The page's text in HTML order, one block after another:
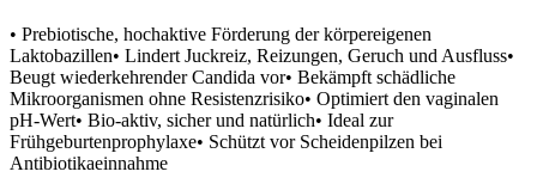
• Prebiotische, hochaktive Förderung der körpereigenen
Laktobazillen• Lindert Juckreiz, Reizungen, Geruch und Ausfluss•
Beugt wiederkehrender Candida vor• Bekämpft schädliche
Mikroorganismen ohne Resistenzrisiko• Optimiert den vaginalen
pH-Wert• Bio-aktiv, sicher und natürlich• Ideal zur
Frühgeburtenprophylaxe• Schützt vor Scheidenpilzen bei
Antibiotikaeinnahme